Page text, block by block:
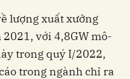
lượng xuất xưởng
với 4,8GW mô-
trong quý I/2022,
trong ngành chỉ ra